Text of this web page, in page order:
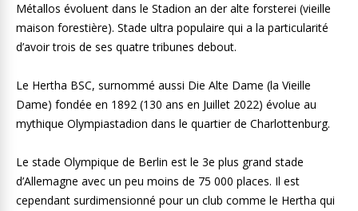
Métallos évoluent dans le Stadion an der alte forsterei (vieille
maison forestière). Stade ultra populaire qui a la particularité
d’avoir trois de ses quatre tribunes debout.
Le Hertha BSC, surnommé aussi Die Alte Dame (la Vieille
Dame) fondée en 1892 (130 ans en Juillet 2022) évolue au
mythique Olympiastadion dans le quartier de Charlottenburg.
Le stade Olympique de Berlin est le 3e plus grand stade
d’Allemagne avec un peu moins de 75 000 places. Il est
cependant surdimensionné pour un club comme le Hertha qui